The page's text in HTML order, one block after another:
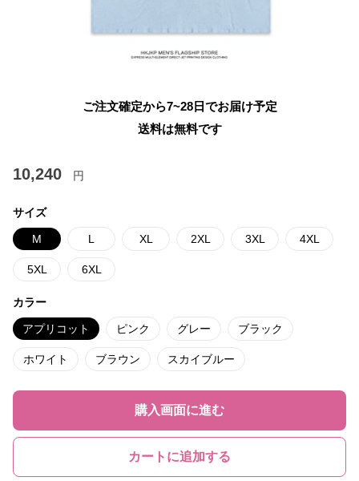
ご注文確定から7~28日でお届け予定
送料は無料です
10,240 円
サイズ
M L XL 2XL 3XL 4XL
5XL 6XL
カラー
アプリコット ピンク グレー ブラック
ホワイト ブラウン スカイブルー
購入画面に進む
カートに追加する